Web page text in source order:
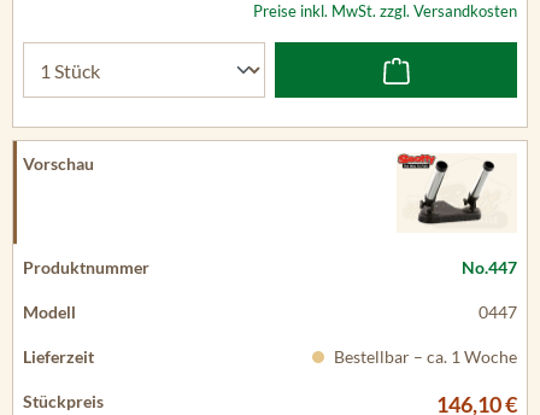
Preise inkl. MwSt. zzgl. Versandkosten
No.447
0447
Bestellbar – ca. 1 Woche
146,10 €